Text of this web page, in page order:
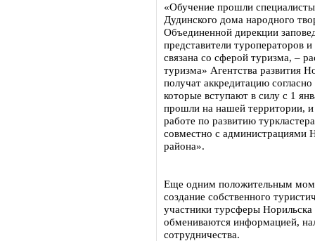
«Обучение прошли
Дудинского дома народного
Объединенной дирекции
представители туроператоров
связана со сферой туризма, –
туризма» Агентства развития
получат аккредитацию
которые вступают в силу с 1
прошли на нашей территории,
работе по развитию
совместно с администрациями
района».
Еще одним положительным
создание собственного
участники турсферы
обмениваются информацией,
сотрудничества.